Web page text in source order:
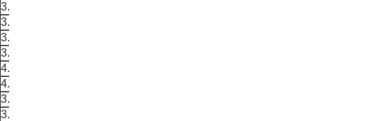
3.4949%
3.6873%
3.5432%
3.9339%
4.2017%
4.0763%
3.9534%
3.6916%